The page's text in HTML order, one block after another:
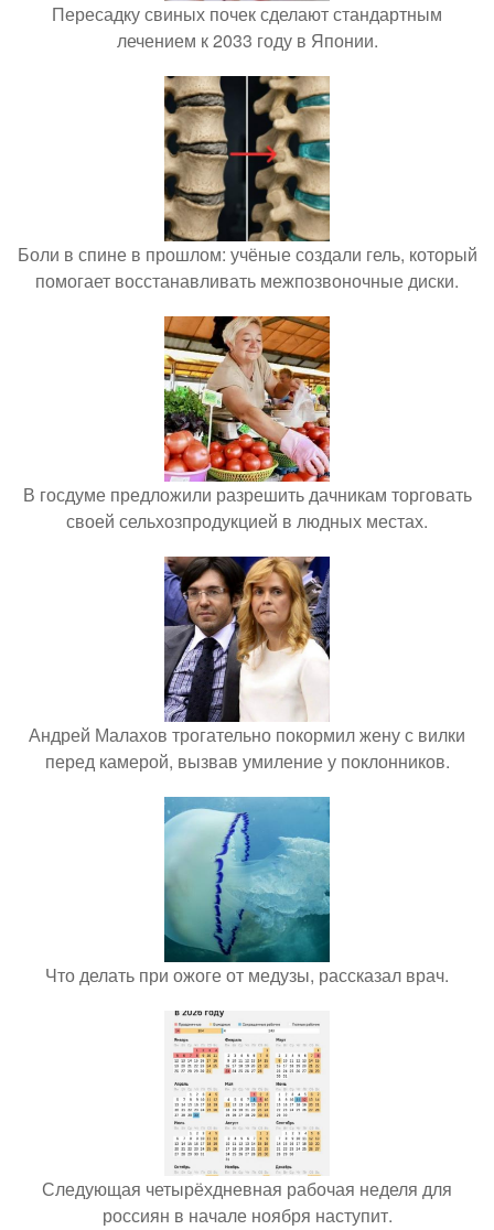
Пересадку свиных почек сделают стандартным
лечением к 2033 году в Японии.
Боли в спине в прошлом: учёные создали гель, который
помогает восстанавливать межпозвоночные диски.
В госдуме предложили разрешить дачникам торговать
своей сельхозпродукцией в людных местах.
Андрей Малахов трогательно покормил жену с вилки
перед камерой, вызвав умиление у поклонников.
Что делать при ожоге от медузы, рассказал врач.
Следующая четырёхдневная рабочая неделя для
россиян в начале ноября наступит.